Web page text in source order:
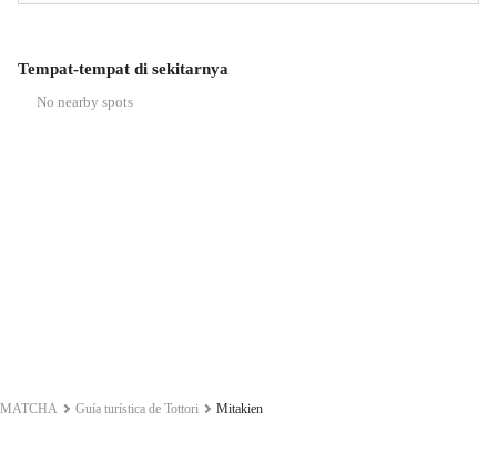
Tempat-tempat di sekitarnya
No nearby spots
MATCHA Guía turística de Tottori Mitakien